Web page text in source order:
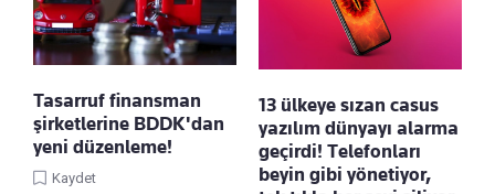
Tasarruf finansman
şirketlerine BDDK'dan
yeni düzenleme!
Kaydet
13 ülkeye sızan casus
yazılım dünyayı alarma
geçirdi! Telefonları
beyin gibi yönetiyor,